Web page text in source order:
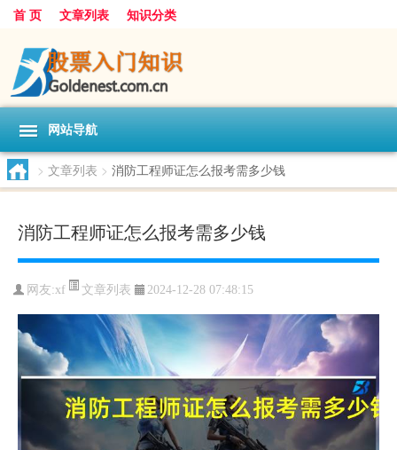
首 页 文章列表 知识分类
网站导航
> 文章列表 > 消防工程师证怎么报考需多少钱
消防工程师证怎么报考需多少钱
网友:xf 文章列表 2024-12-28 07:48:15